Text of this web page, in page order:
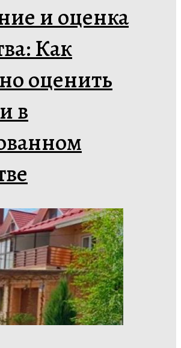
и оценка
Как
оценить
в